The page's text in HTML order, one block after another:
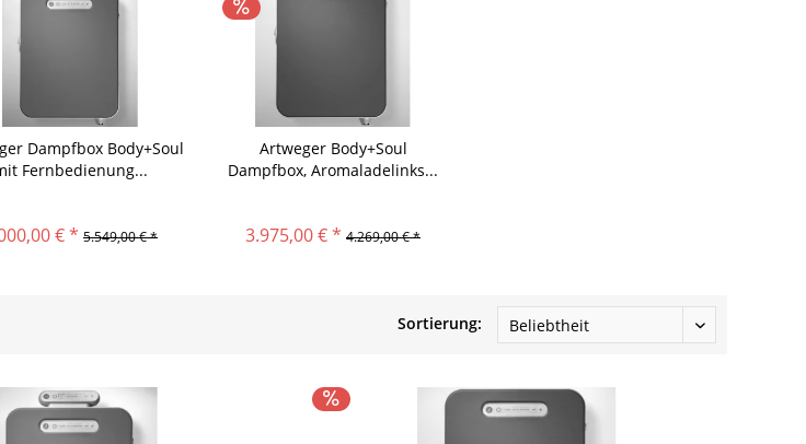
Dampfbox Body+Soul
Fernbedienung...
€ * 5.549,00 € *
Artweger Body+Soul
Dampfbox, Aromaladelinks...
3.975,00 € * 4.269,00 € *
Sortierung: